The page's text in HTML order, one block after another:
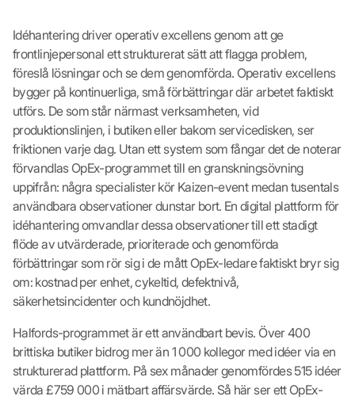
Idéhantering driver operativ excellens genom att ge
frontlinjepersonal ett strukturerat sätt att flagga problem,
föreslå lösningar och se dem genomförda. Operativ excellens
bygger på kontinuerliga, små förbättringar där arbetet faktiskt
utförs. De som står närmast verksamheten, vid
produktionslinjen, i butiken eller bakom servicedisken, ser
friktionen varje dag. Utan ett system som fångar det de noterar
förvandlas OpEx-programmet till en granskningsövning
uppifrån: några specialister kör Kaizen-event medan tusentals
användbara observationer dunstar bort. En digital plattform för
idéhantering omvandlar dessa observationer till ett stadigt
flöde av utvärderade, prioriterade och genomförda
förbättringar som rör sig i de mått OpEx-ledare faktiskt bryr sig
om: kostnad per enhet, cykeltid, defektnivå,
säkerhetsincidenter och kundnöjdhet.
Halfords-programmet är ett användbart bevis. Över 400
brittiska butiker bidrog mer än 1 000 kollegor med idéer via en
strukturerad plattform. På sex månader genomfördes 515 idéer
värda £759 000 i mätbart affärsvärde. Så här ser ett OpEx-